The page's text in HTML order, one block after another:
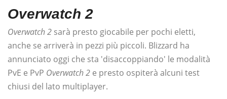
Overwatch 2
Overwatch 2 sarà presto giocabile per pochi eletti,
anche se arriverà in pezzi più piccoli. Blizzard ha
annunciato oggi che sta 'disaccoppiando' le modalità
PvE e PvP Overwatch 2 e presto ospiterà alcuni test
chiusi del lato multiplayer.